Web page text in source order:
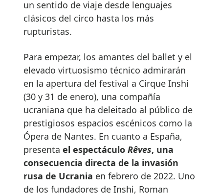
un sentido de viaje desde lenguajes
clásicos del circo hasta los más
rupturistas.
Para empezar, los amantes del ballet y el
elevado virtuosismo técnico admirarán
en la apertura del festival a Cirque Inshi
(30 y 31 de enero), una compañía
ucraniana que ha deleitado al público de
prestigiosos espacios escénicos como la
Ópera de Nantes. En cuanto a España,
presenta el espectáculo Rêves, una
consecuencia directa de la invasión
rusa de Ucrania en febrero de 2022. Uno
de los fundadores de Inshi, Roman